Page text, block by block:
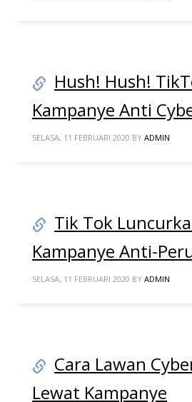
Hush! Hush!
Kampanye Anti
SELASA, 11 FEBRUARI 2020 BY ADMIN
Tik Tok
Kampanye Anti-
SELASA, 11 FEBRUARI 2020 BY ADMIN
Cara Lawan
Lewat Kampanye